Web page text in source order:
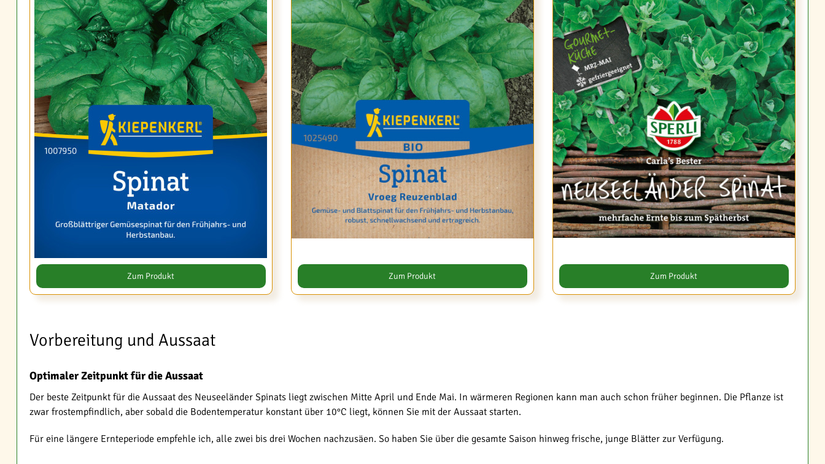
Zum Produkt Zum Produkt Zum Produkt
Vorbereitung und Aussaat
Optimaler Zeitpunkt für die Aussaat
Der beste Zeitpunkt für die Aussaat des Neuseeländer Spinats liegt zwischen Mitte April und Ende Mai. In wärmeren Regionen kann man auch schon früher beginnen. Die Pflanze ist
zwar frostempfindlich, aber sobald die Bodentemperatur konstant über 10°C liegt, können Sie mit der Aussaat starten.
Für eine längere Ernteperiode empfehle ich, alle zwei bis drei Wochen nachzusäen. So haben Sie über die gesamte Saison hinweg frische, junge Blätter zur Verfügung.